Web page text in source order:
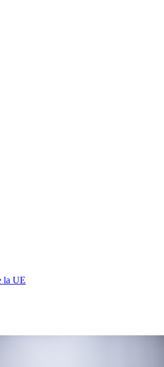
la UE